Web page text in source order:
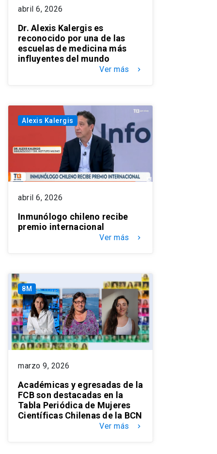
abril 6, 2026
Dr. Alexis Kalergis es
reconocido por una de las
escuelas de medicina más
influyentes del mundo
Ver más keyboard_arrow_right
Alexis Kalergis
abril 6, 2026
Inmunólogo chileno recibe
premio internacional
Ver más keyboard_arrow_right
8M
marzo 9, 2026
Académicas y egresadas de la
FCB son destacadas en la
Tabla Periódica de Mujeres
Científicas Chilenas de la BCN
Ver más keyboard_arrow_right